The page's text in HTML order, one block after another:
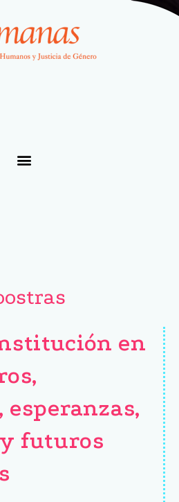
en
esperanzas,
futuros